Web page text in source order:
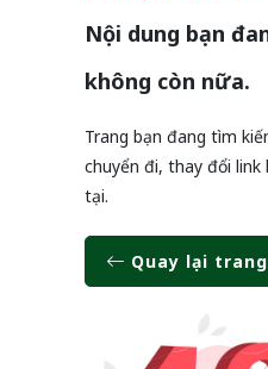
Nội dung bạn
không còn nữa.
Trang bạn đang tìm
chuyển đi, thay đổi
tại.
Quay lại